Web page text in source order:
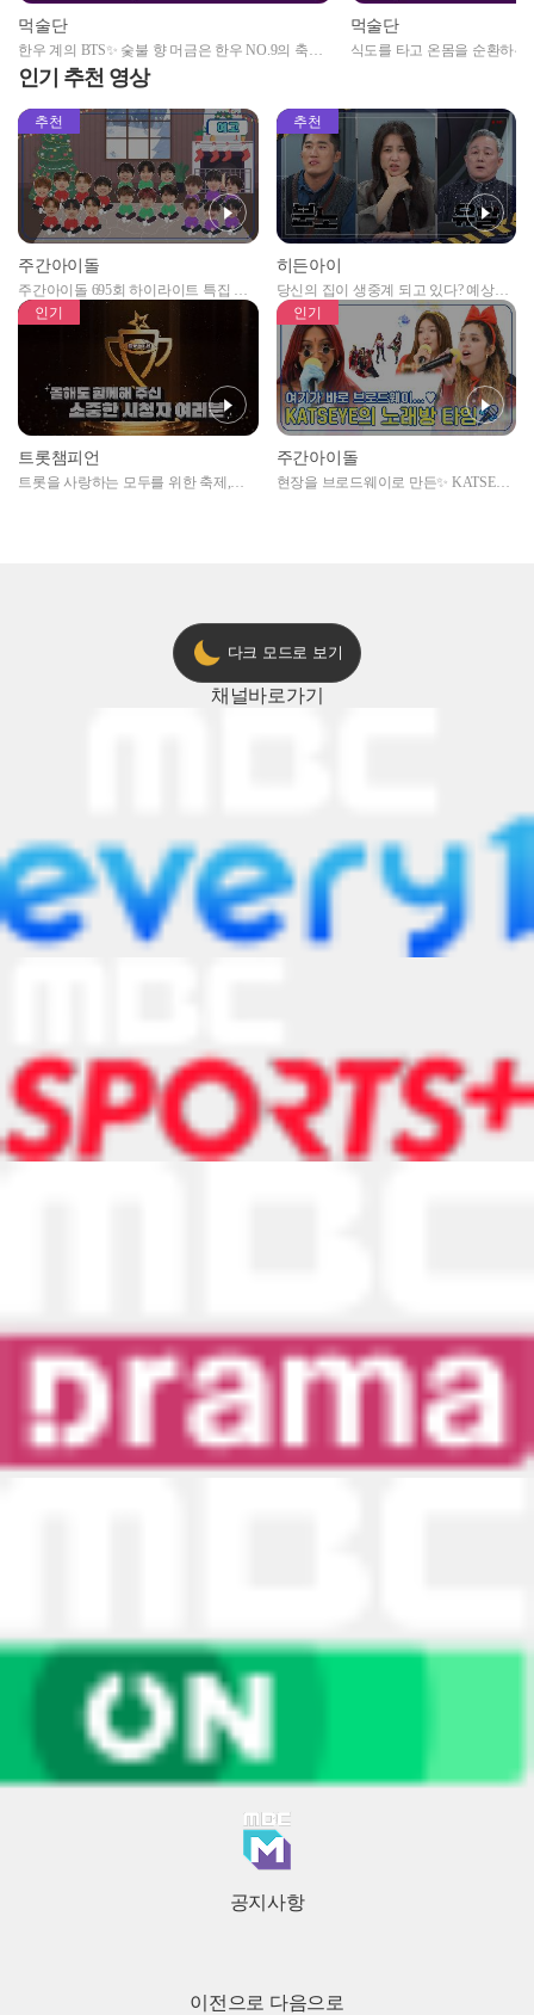
먹술단
한우 계의 BTS✨ 숯불 향 머금은 한우 NO.9의 축복
이 끝이 없네😍
먹술단
식도를 타고 온몸을 순환하는
인기 추천 영상
추천
주간아이돌
주간아이돌 695회 하이라이트 특집 남
자아이돌편 예고
추천
히든아이
당신의 집이 생중계 되고 있다? 예상치
못한 곳에서 일어나는 불법촬영 범죄!
인기
트롯챔피언
트롯을 사랑하는 모두를 위한 축제,
인기
주간아이돌
현장을 브로드웨이로 만든✨ KATSEYE
다크 모드로 보기
채널바로가기
공지사항
이전으로 다음으로